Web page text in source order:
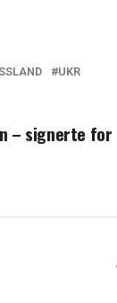
UKR
– signerte for